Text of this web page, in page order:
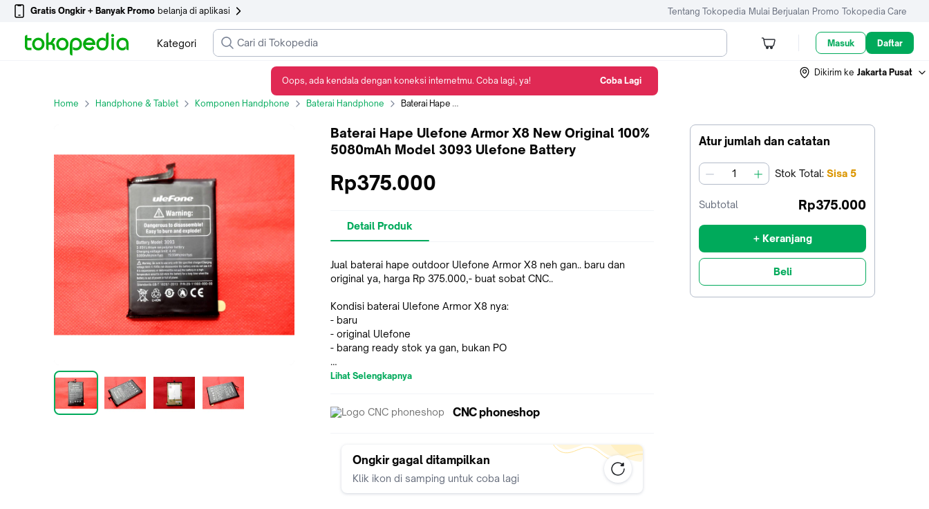
Gratis Ongkir + Banyak Promo belanja di aplikasi Tentang Tokopedia Mulai Berjualan Promo Tokopedia Care
Kategori Masuk Daftar
Dikirim ke Jakarta Pusat
Home Handphone & Tablet Komponen Handphone Baterai Handphone Baterai Hape Ulefone Armor X8 New Original 100% 5080mAh Model 3093 Ulefone Battery
Atur jumlah dan catatan
jumlah Stok Total: Sisa 5
Subtotal Rp375.000
+ Keranjang
Beli
Baterai Hape Ulefone Armor X8 New Original 100%
5080mAh Model 3093 Ulefone Battery
Rp375.000
Detail Produk
Jual baterai hape outdoor Ulefone Armor X8 neh gan.. baru dan
original ya, harga Rp 375.000,- buat sobat CNC..
Kondisi baterai Ulefone Armor X8 nya:
- baru
- original Ulefone
- barang ready stok ya gan, bukan PO
Spesifikasi baterai Ulefone nya:
model baterainya gan)
- kwalitas original 100%
(kesalahan pemesanan di luar tanggung jawab kami sebagai penjual)
Lihat Selengkapnya
CNC phoneshop
Ongkir gagal ditampilkan
Klik ikon di samping untuk coba lagi
Oops, ada kendala dengan koneksi internetmu. Coba lagi, ya! Coba Lagi